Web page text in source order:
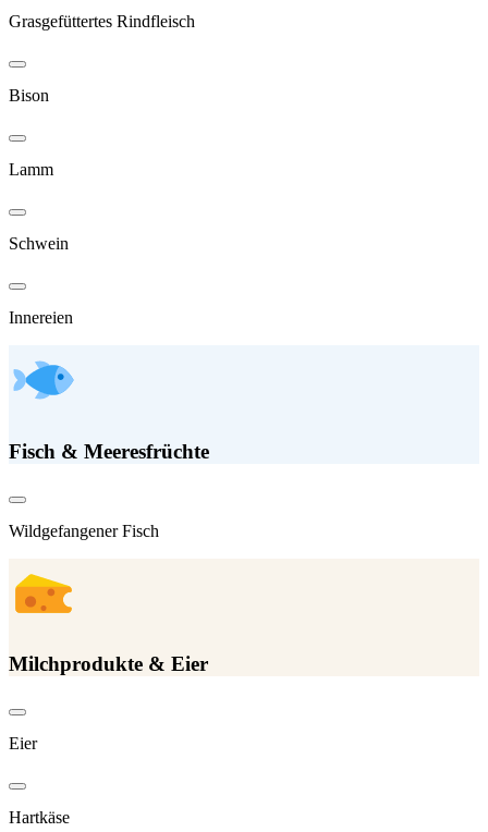
Grasgefüttertes Rindfleisch
Bison
Lamm
Schwein
Innereien
Fisch & Meeresfrüchte
Wildgefangener Fisch
Milchprodukte & Eier
Eier
Hartkäse